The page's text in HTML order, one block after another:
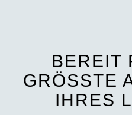
BEREIT
GRÖSSTE
IHRES